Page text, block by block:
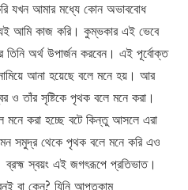
যখন আমার মধ্যে কোন অভাববোধ
আমি কাজ করি। কুম্ভকার এই ভেবে
তিনি অর্থ উপার্জন করবেন। এই পূর্বোক্ত
আনা হয়েছে বলে মনে হয়। আর
ও তাঁর সৃষ্টিকে পৃথক বলে মনে করা।
মনে করা হচ্ছে বটে কিন্তু আসলে এরা
সমুদ্র থেকে পৃথক বলে মনে করি এও
স্বয়ং এই জগৎরূপে প্রতিভাত।
বা কেন? যিনি আপ্তকাম